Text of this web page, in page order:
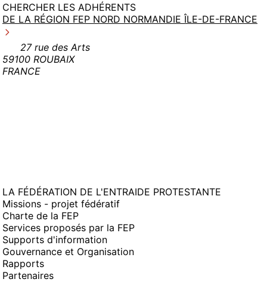
CHERCHER LES ADHÉRENTS
DE LA RÉGION FEP NORD NORMANDIE ÎLE-DE-FRANCE
27 rue des Arts
59100 ROUBAIX
FRANCE
LA FÉDÉRATION DE L'ENTRAIDE PROTESTANTE
Missions - projet fédératif
Charte de la FEP
Services proposés par la FEP
Supports d'information
Gouvernance et Organisation
Rapports
Partenaires